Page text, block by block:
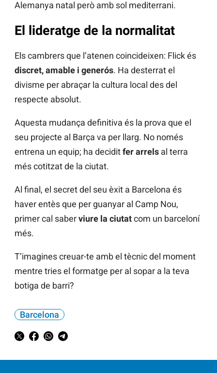
Alemanya natal però amb sol mediterrani.
El lideratge de la normalitat
Els cambrers que l’atenen coincideixen: Flick és
discret, amable i generós. Ha desterrat el
divisme per abraçar la cultura local des del
respecte absolut.
Aquesta mudança definitiva és la prova que el
seu projecte al Barça va per llarg. No només
entrena un equip; ha deciditfer arrels al terra
més cotitzat de la ciutat.
Al final, el secret del seu èxit a Barcelona és
haver entès que per guanyar al Camp Nou,
primer cal saberviure la ciutatcom un barceloní
més.
T’imagines creuar-te amb el tècnic del moment
mentre tries el formatge per al sopar a la teva
botiga de barri?
Barcelona